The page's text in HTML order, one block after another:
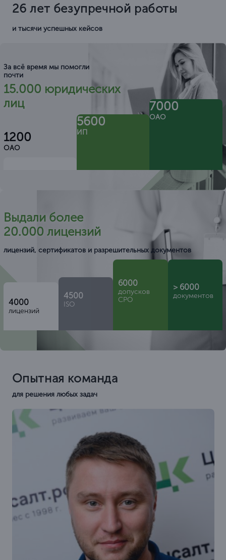
26 лет безупречной работы
и тысячи успешных кейсов
За всё время мы помогли
почти
15.000 юридических
лиц
1200
ОАО
5600
ИП
7000
ОАО
Выдали более
20.000 лицензий
лицензий, сертификатов и разрешительных документов
4000
лицензий
4500
ISO
6000
допусков
СРО
> 6000
документов
Опытная команда
для решения любых задач